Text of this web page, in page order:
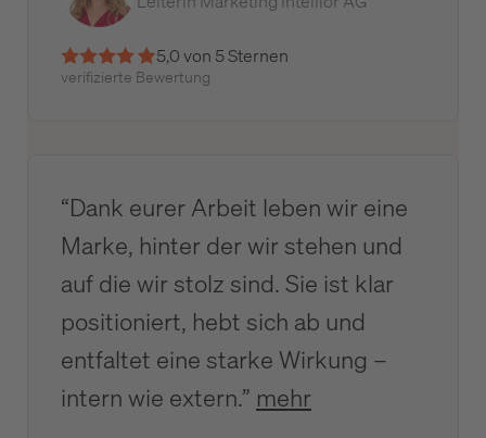
5,0 von 5 Sternen
verifizierte Bewertung
“Dank eurer Arbeit leben wir eine
Marke, hinter der wir stehen und
auf die wir stolz sind. Sie ist klar
positioniert, hebt sich ab und
entfaltet eine starke Wirkung –
intern wie extern.” mehr